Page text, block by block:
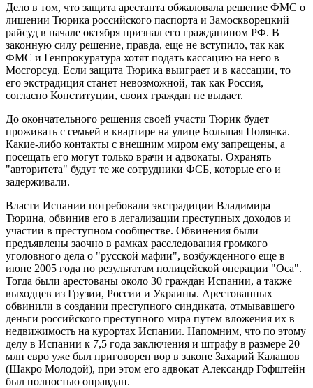
Дело в том, что защита арестанта обжаловала решение ФМС о
лишении Тюрика российского паспорта и Замоскворецкий
райсуд в начале октября признал его гражданином РФ. В
законную силу решение, правда, еще не вступило, так как
ФМС и Генпрокуратура хотят подать кассацию на него в
Мосгорсуд. Если защита Тюрика выиграет и в кассации, то
его экстрадиция станет невозможной, так как Россия,
согласно Конституции, своих граждан не выдает.
До окончательного решения своей участи Тюрик будет
проживать с семьей в квартире на улице Большая Полянка.
Какие-либо контакты с внешним миром ему запрещены, а
посещать его могут только врачи и адвокаты. Охранять
"авторитета" будут те же сотрудники ФСБ, которые его и
задерживали.
Власти Испании потребовали экстрадиции Владимира
Тюрина, обвинив его в легализации преступных доходов и
участии в преступном сообществе. Обвинения были
предъявлены заочно в рамках расследования громкого
уголовного дела о "русской мафии", возбужденного еще в
июне 2005 года по результатам полицейской операции "Оса".
Тогда были арестованы около 30 граждан Испании, а также
выходцев из Грузии, России и Украины. Арестованных
обвинили в создании преступного синдиката, отмывавшего
деньги российского преступного мира путем вложения их в
недвижимость на курортах Испании. Напомним, что по этому
делу в Испании к 7,5 года заключения и штрафу в размере 20
млн евро уже был приговорен вор в законе Захарий Калашов
(Шакро Молодой), при этом его адвокат Александр Гофштейн
был полностью оправдан.